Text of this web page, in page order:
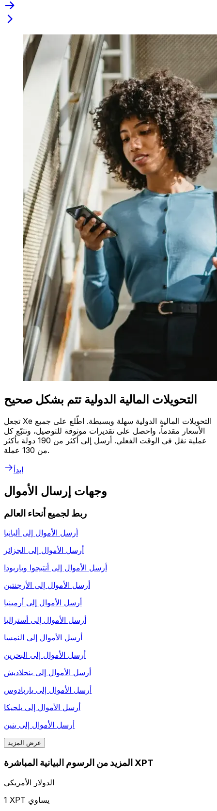
التحويلات المالية الدولية تتم بشكل صحيح
تجعل Xe التحويلات المالية الدولية سهلة وبسيطة. اطّلع على جميع
الأسعار مقدماً، واحصل على تقديرات موثوقة للتوصيل، وتتبّع كل
عملية نقل في الوقت الفعلي. أرسل إلى أكثر من 190 دولة بأكثر
من 130 عملة.
ابدأ
وجهات إرسال الأموال
ربط لجميع أنحاء العالم
أرسل الأموال إلى ألبانيا
أرسل الأموال إلى الجزائر
أرسل الأموال إلى أنتيجوا وباربودا
أرسل الأموال إلى الأرجنتين
أرسل الأموال إلى أرمينيا
أرسل الأموال إلى أستراليا
أرسل الأموال إلى النمسا
أرسل الأموال إلى البحرين
أرسل الأموال إلى بنجلاديش
أرسل الأموال إلى باربادوس
أرسل الأموال إلى بلجيكا
أرسل الأموال إلى بنين
عرض المزيد
المزيد من الرسوم البيانية المباشرة XPT
الدولار الأمريكي
1 XPT يساوي